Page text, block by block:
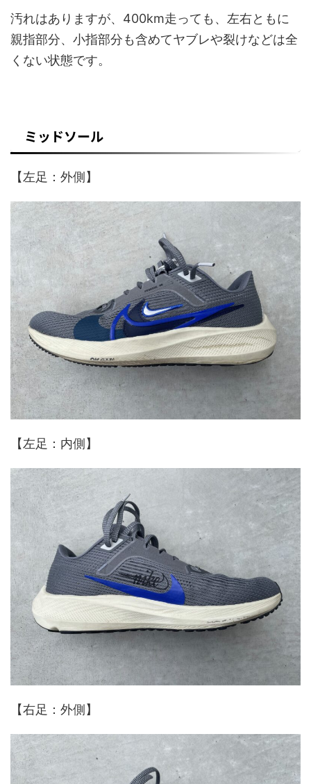
汚れはありますが、400km走っても、左右ともに
親指部分、小指部分も含めてヤブレや裂けなどは全
くない状態です。
ミッドソール
【左足：外側】
【左足：内側】
【右足：外側】